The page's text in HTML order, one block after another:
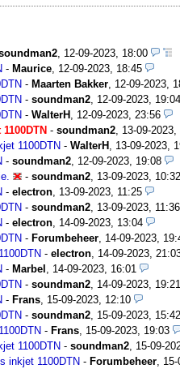
, 12-09-2023, 18:00
- Maurice, 12-09-2023, 18:45
- Maarten Bakker, 12-09-2023,
- soundman2, 12-09-2023, 19:04
- WalterH , 12-09-2023, 23:56
- soundman2, 13-09-2023,
1100DTN - WalterH , 13-09-2023,
- soundman2, 12-09-2023, 19:08
- soundman2, 13-09-2023, 10:32
- electron, 13-09-2023, 11:25
- soundman2, 13-09-2023, 11:36
- electron, 14-09-2023, 13:04
- Forumbeheer, 14-09-2023,
- electron, 14-09-2023,
- Marbel , 14-09-2023, 16:01
- soundman2, 14-09-2023, 19:21
- Frans, 15-09-2023, 12:10
- soundman2, 15-09-2023, 15:42
- Frans, 15-09-2023, 19:03
1100DTN - soundman2, 15-09-
inkjet 1100DTN - Forumbeheer,